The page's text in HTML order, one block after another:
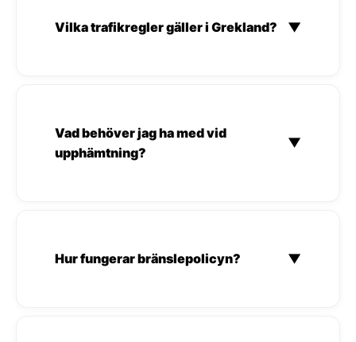
Vilka trafikregler gäller i Grekland? ▼
Vad behöver jag ha med vid
upphämtning?
▼
Hur fungerar bränslepolicyn? ▼